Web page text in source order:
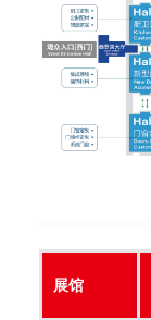
展馆